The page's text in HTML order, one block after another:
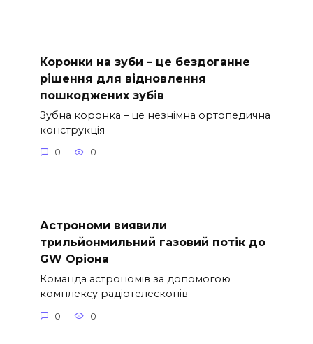
Коронки на зуби – це бездоганне
рішення для відновлення
пошкоджених зубів
Зубна коронка – це незнімна ортопедична
конструкція
0 0
Астрономи виявили
трильйонмильний газовий потік до
GW Оріона
Команда астрономів за допомогою
комплексу радіотелескопів
0 0